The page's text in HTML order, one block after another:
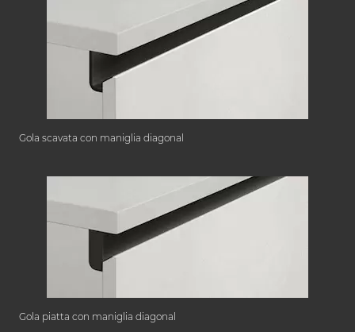
Gola scavata con maniglia diagonal
Gola piatta con maniglia diagonal